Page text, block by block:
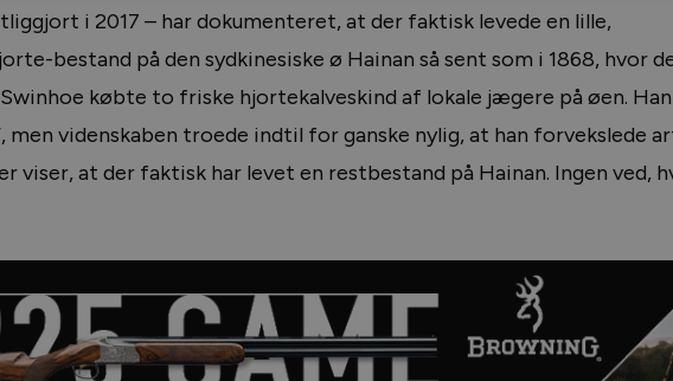
i 2017 – har dokumenteret, at der faktisk levede en lille,
bestand på den sydkinesiske ø Hainan så sent som i 1868, hvor
købte to friske hjortekalveskind af lokale jægere på øen. Han
men videnskaben troede indtil for ganske nylig, at han forvekslede
viser, at der faktisk har levet en restbestand på Hainan. Ingen ved,